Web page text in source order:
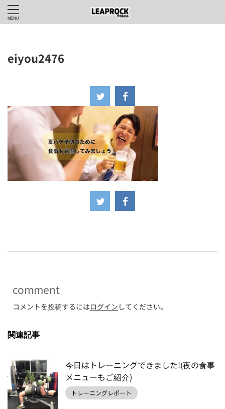
eiyou2476
comment
コメントを投稿するにはログイン してください。
関連記事
今日はトレーニングできました!(夜の食事
メニューもご紹介)
トレーニングレポート